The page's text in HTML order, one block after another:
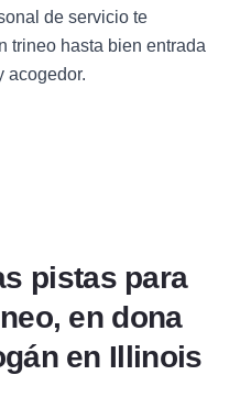
de servicio te
trineo hasta bien entrada
acogedor.
pistas para
en dona
en Illinois